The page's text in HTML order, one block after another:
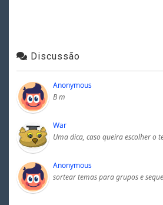
Discussão
Anonymous
B m
War
Uma dica, caso queira escolher o
Anonymous
sortear temas para grupos e